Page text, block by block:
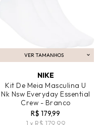
VER TAMANHOS
ADICIONAR AO CARRINHO
NIKE
Kit De Meia Masculina U
Nk Nsw Everyday Essential
Crew - Branco
R$ 179,99